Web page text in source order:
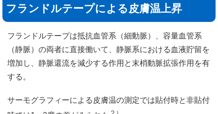
フランドルテープによる皮膚温上昇
フランドルテープは抵抗血管系（細動脈）、容量血管系
（静脈）の両者に直接働いて、静脈系における血液貯留を
増加し、静脈還流を減少する作用と末梢動脈拡張作用を有
する。
サーモグラフィーによる皮膚温の測定では貼付時と非貼付